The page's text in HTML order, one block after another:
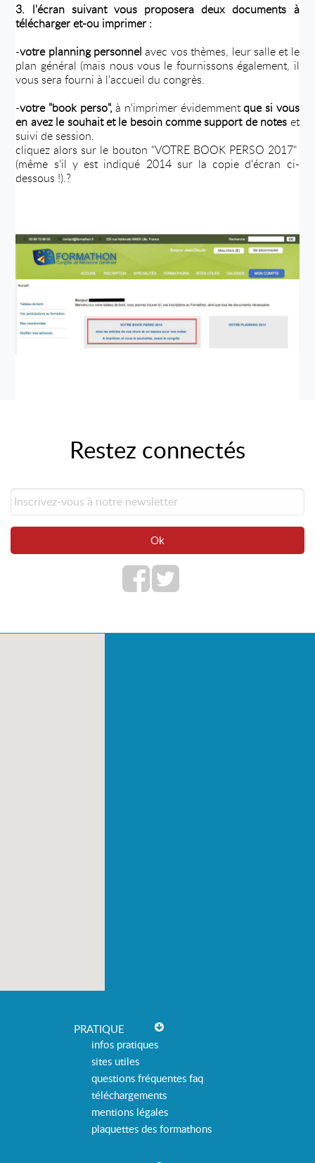
3. l'écran suivant vous proposera deux documents à
télécharger et-ou imprimer :
-votre planning personnelavec vos thèmes, leur salle et le
plan général (mais nous vous le fournissons également, il
vous sera fourni à l'accueil du congrès.
-votre "book perso",à n'imprimer évidemmentque si vous
en avez le souhait et le besoin comme support de notes et
suivi de session.
cliquez alors sur le bouton "VOTRE BOOK PERSO 2017"
(même s'il y est indiqué 2014 surla copie d'écran ci-
dessous !).?
Restez connectés
PRATIQUE
infos pratiques
sites utiles
questions fréquentes faq
téléchargements
mentions légales
plaquettes des formathons